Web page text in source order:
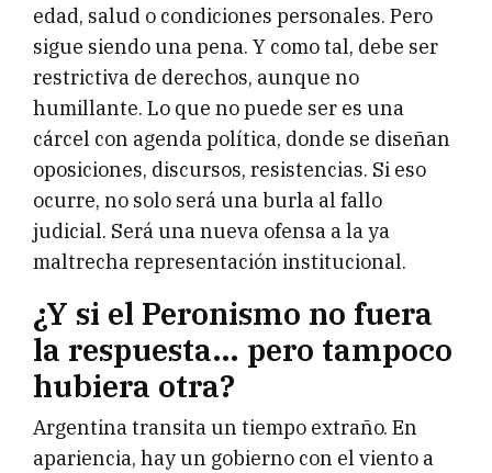
edad, salud o condiciones personales. Pero
sigue siendo una pena. Y como tal, debe ser
restrictiva de derechos, aunque no
humillante. Lo que no puede ser es una
cárcel con agenda política, donde se diseñan
oposiciones, discursos, resistencias. Si eso
ocurre, no solo será una burla al fallo
judicial. Será una nueva ofensa a la ya
maltrecha representación institucional.
¿Y si el Peronismo no fuera
la respuesta… pero tampoco
hubiera otra?
Argentina transita un tiempo extraño. En
apariencia, hay un gobierno con el viento a